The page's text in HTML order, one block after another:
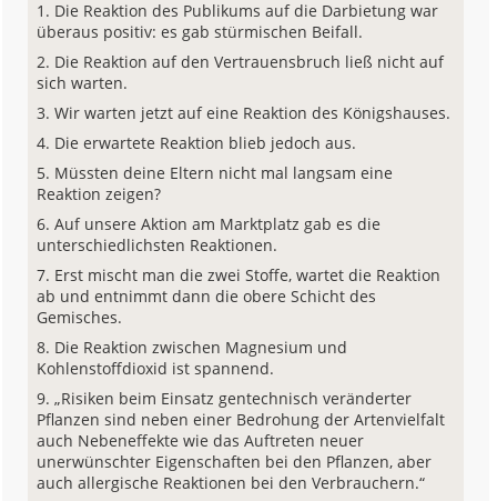
Die Reaktion des Publikums auf die Darbietung war
überaus positiv: es gab stürmischen Beifall.
Die Reaktion auf den Vertrauensbruch ließ nicht auf
sich warten.
Wir warten jetzt auf eine Reaktion des Königshauses.
Die erwartete Reaktion blieb jedoch aus.
Müssten deine Eltern nicht mal langsam eine
Reaktion zeigen?
Auf unsere Aktion am Marktplatz gab es die
unterschiedlichsten Reaktionen.
Erst mischt man die zwei Stoffe, wartet die Reaktion
ab und entnimmt dann die obere Schicht des
Gemisches.
Die Reaktion zwischen Magnesium und
Kohlenstoffdioxid ist spannend.
„Risiken beim Einsatz gentechnisch veränderter
Pflanzen sind neben einer Bedrohung der Artenvielfalt
auch Nebeneffekte wie das Auftreten neuer
unerwünschter Eigenschaften bei den Pflanzen, aber
auch allergische Reaktionen bei den Verbrauchern.“